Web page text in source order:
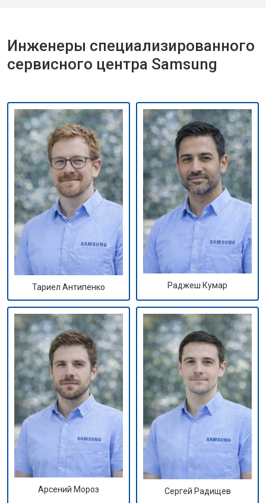
Инженеры специализированного
сервисного центра Samsung
Тариел Антипенко Раджеш Кумар
Арсений Мороз Сергей Радищев